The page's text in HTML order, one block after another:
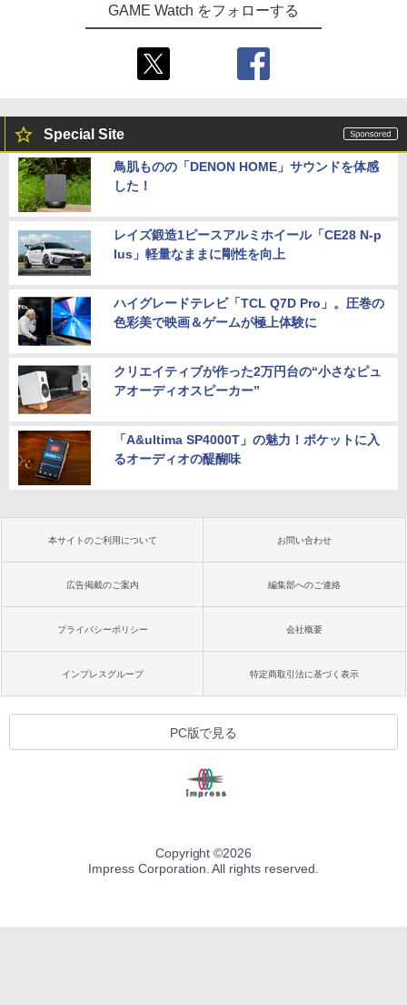
GAME Watch をフォローする
Special Site
鳥肌ものの「DENON HOME」サウンドを体感
した！
レイズ鍛造1ピースアルミホイール「CE28 N-p
lus」軽量なままに剛性を向上
ハイグレードテレビ「TCL Q7D Pro」。圧巻の
色彩美で映画＆ゲームが極上体験に
クリエイティブが作った2万円台の“小さなピュ
アオーディオスピーカー”
「A&ultima SP4000T」の魅力！ポケットに入
るオーディオの醍醐味
本サイトのご利用について お問い合わせ
広告掲載のご案内 編集部へのご連絡
プライバシーポリシー 会社概要
インプレスグループ 特定商取引法に基づく表示
PC版で見る
Copyright ©2026
Impress Corporation. All rights reserved.